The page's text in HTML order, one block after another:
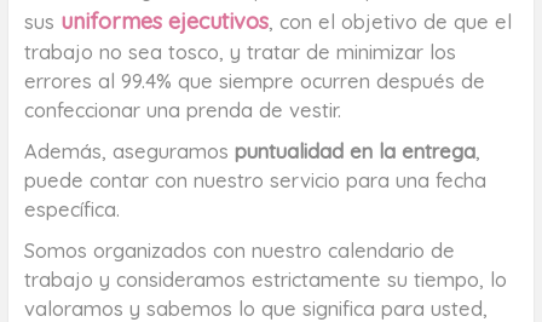
sus uniformes ejecutivos, con el objetivo de que el
trabajo no sea tosco, y tratar de minimizar los
errores al 99.4% que siempre ocurren después de
confeccionar una prenda de vestir.
Además, aseguramos puntualidad en la entrega,
puede contar con nuestro servicio para una fecha
específica.
Somos organizados con nuestro calendario de
trabajo y consideramos estrictamente su tiempo, lo
valoramos y sabemos lo que significa para usted,